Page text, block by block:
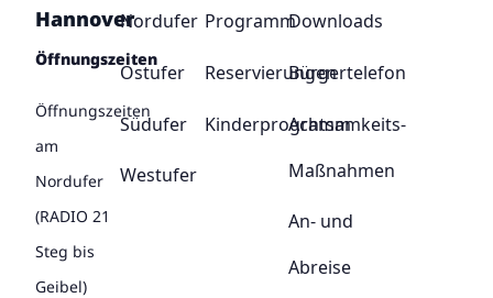
Hannover
Öffnungszeiten
Öffnungszeiten
am
Nordufer
(RADIO 21
Steg bis
Geibel)
Nordufer
Ostufer
Südufer
Westufer
Programm
Reservierungen
Kinderprogramm
Downloads
Bürgertelefon
Achtsamkeits-
Maßnahmen
An- und
Abreise